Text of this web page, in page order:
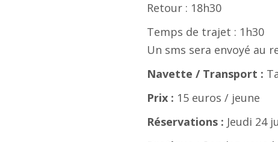
Retour : 18h30
Temps de trajet : 1h30
Un sms sera envoyé au
Navette / Transport :
Prix : 15 euros / jeune
Réservations : Jeudi 24